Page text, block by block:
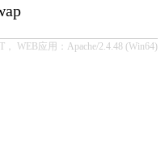
WEB应用：Apache/2.4.48 (Win64)